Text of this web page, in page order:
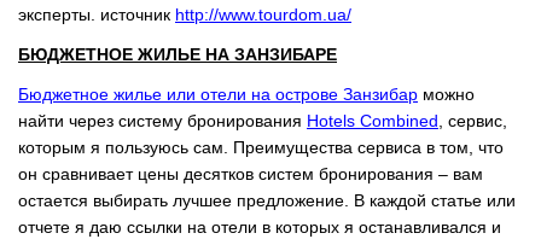
эксперты. источник http://www.tourdom.ua/
БЮДЖЕТНОЕ ЖИЛЬЕ НА ЗАНЗИБАРЕ
Бюджетное жилье или отели на острове Занзибар можно
найти через систему бронирования Hotels Combined , сервис,
которым я пользуюсь сам. Преимущества сервиса в том, что
он сравнивает цены десятков систем бронирования – вам
остается выбирать лучшее предложение. В каждой статье или
отчете я даю ссылки на отели в которых я останавливался и